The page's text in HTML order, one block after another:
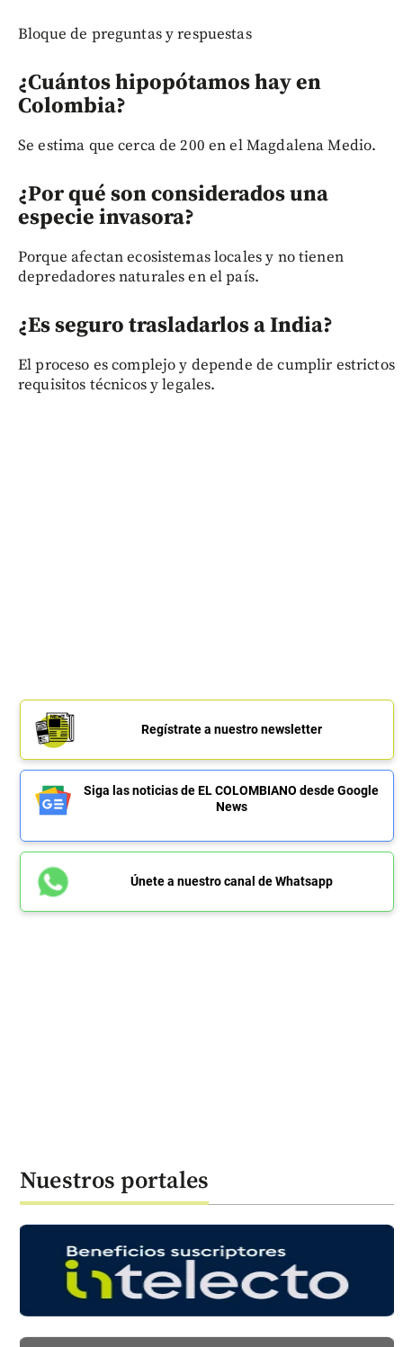
Bloque de preguntas y respuestas
¿Cuántos hipopótamos hay en
Colombia?
Se estima que cerca de 200 en el Magdalena Medio.
¿Por qué son considerados una
especie invasora?
Porque afectan ecosistemas locales y no tienen
depredadores naturales en el país.
¿Es seguro trasladarlos a India?
El proceso es complejo y depende de cumplir estrictos
requisitos técnicos y legales.
Regístrate a nuestro newsletter
Siga las noticias de EL COLOMBIANO desde Google
News
Únete a nuestro canal de Whatsapp
Nuestros portales